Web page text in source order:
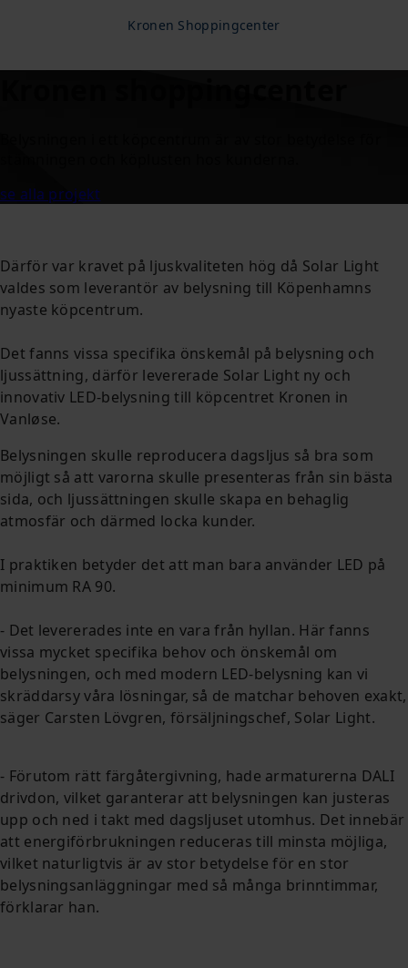
Kronen Shoppingcenter
se alla projekt
Därför var kravet på ljuskvaliteten hög då Solar Light
valdes som leverantör av belysning till Köpenhamns
nyaste köpcentrum.
Det fanns vissa specifika önskemål på belysning och
ljussättning, därför levererade Solar Light ny och
innovativ LED-belysning till köpcentret Kronen in
Vanløse.
Belysningen skulle reproducera dagsljus så bra som
möjligt så att varorna skulle presenteras från sin bästa
sida, och ljussättningen skulle skapa en behaglig
atmosfär och därmed locka kunder.
I praktiken betyder det att man bara använder LED på
minimum RA 90.
- Det levererades inte en vara från hyllan. Här fanns
vissa mycket specifika behov och önskemål om
belysningen, och med modern LED-belysning kan vi
skräddarsy våra lösningar, så de matchar behoven exakt,
säger Carsten Lövgren, försäljningschef, Solar Light.
- Förutom rätt färgåtergivning, hade armaturerna DALI
drivdon, vilket garanterar att belysningen kan justeras
upp och ned i takt med dagsljuset utomhus. Det innebär
att energiförbrukningen reduceras till minsta möjliga,
vilket naturligtvis är av stor betydelse för en stor
belysningsanläggningar med så många brinntimmar,
förklarar han.